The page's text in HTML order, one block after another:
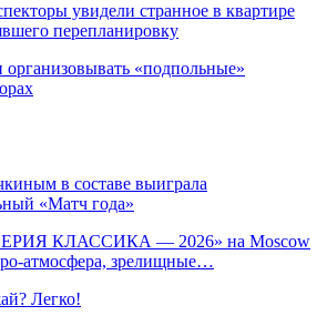
увидели странное в квартире
перепланировку
организовывать «подпольные»
в составе выиграла
«Матч года»
КЛАССИКА — 2026» на Moscow
зрелищные…
Легко!